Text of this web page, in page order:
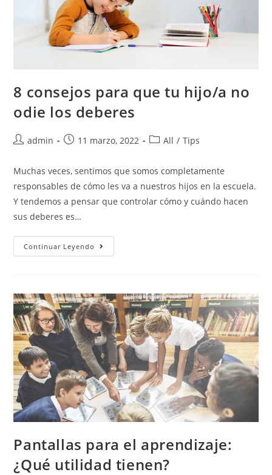
8 consejos para que tu hijo/a no
odie los deberes
admin 11 marzo, 2022 All / Tips
Muchas veces, sentimos que somos completamente
responsables de cómo les va a nuestros hijos en la escuela.
Y tendemos a pensar que controlar cómo y cuándo hacen
sus deberes es…
Continuar Leyendo
Pantallas para el aprendizaje:
¿Qué utilidad tienen?